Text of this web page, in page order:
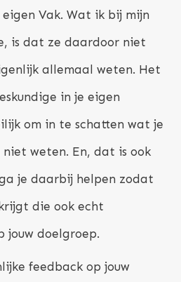
Vak. Wat ik bij mijn
is dat ze daardoor niet
allemaal weten. Het
in je eigen
om in te schatten wat je
niet weten. En, dat is ook
je daarbij helpen zodat
die ook echt
jouw doelgroep.
feedback op jouw